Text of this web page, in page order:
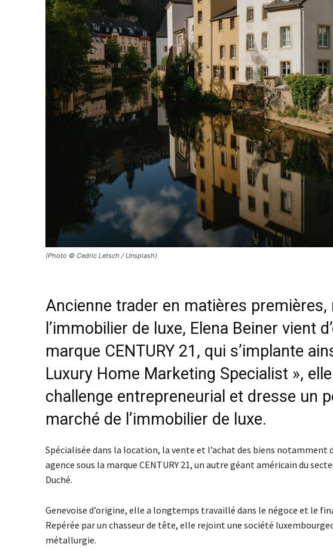
(Photo © Cedric Letsch / Unsplash)
Ancienne trader en matières
l’immobilier de luxe, Elena Beiner vient
marque CENTURY 21, qui s’implante
Luxury Home Marketing Specialist »,
challenge entrepreneurial et dresse un
marché de l’immobilier de luxe.
Spécialisée dans la location, la vente et l’achat des biens notamment
agence sous la marque CENTURY 21, un autre géant américain du
Duché.
Genevoise d’origine, elle a longtemps travaillé dans le négoce et le
Repérée par un chasseur de tête, elle rejoint une société
métallurgie.